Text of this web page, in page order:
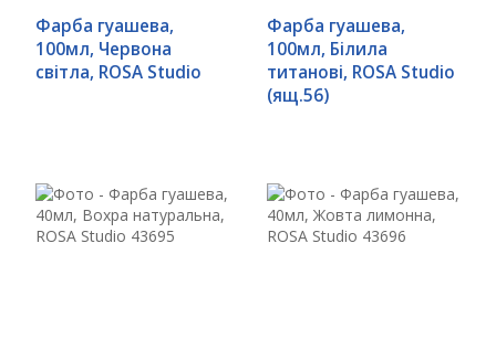
Фарба гуашева,
100мл, Червона
світла, ROSA Studio
Фарба гуашева,
100мл, Білила
титанові, ROSA Studio
(ящ.56)